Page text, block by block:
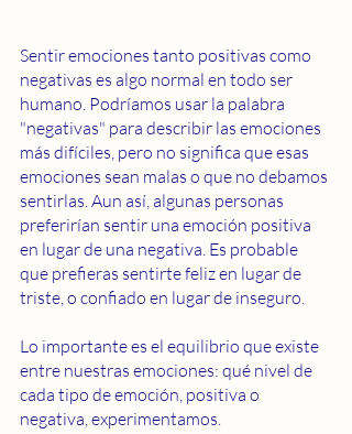
Sentir emociones tanto positivas como
negativas es algo normal en todo ser
humano. Podríamos usar la palabra
"negativas" para describir las emociones
más difíciles, pero no significa que esas
emociones sean malas o que no debamos
sentirlas. Aun así, algunas personas
preferirían sentir una emoción positiva
en lugar de una negativa. Es probable
que prefieras sentirte feliz en lugar de
triste, o confiado en lugar de inseguro.
Lo importante es el equilibrio que existe
entre nuestras emociones: qué nivel de
cada tipo de emoción, positiva o
negativa, experimentamos.